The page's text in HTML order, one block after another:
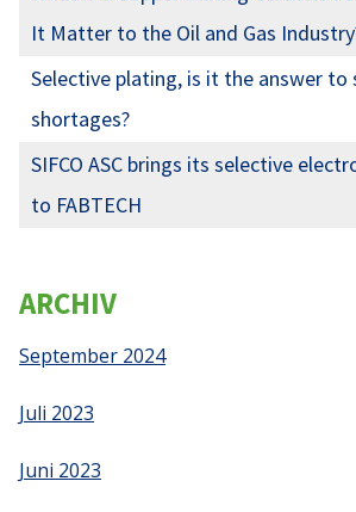
It Matter to the Oil and Gas
Selective plating, is it the answer
shortages?
SIFCO ASC brings its selective
to FABTECH
ARCHIV
September 2024
Juli 2023
Juni 2023